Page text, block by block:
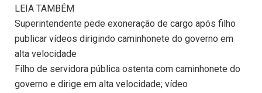
LEIA TAMBÉM
Superintendente pede exoneração de cargo após filho
publicar vídeos dirigindo caminhonete do governo em
alta velocidade
Filho de servidora pública ostenta com caminhonete do
governo e dirige em alta velocidade; vídeo